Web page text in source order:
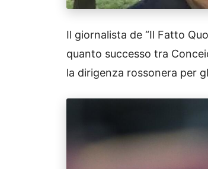
Il giornalista de “Il Fatto
quanto successo tra
la dirigenza rossonera per